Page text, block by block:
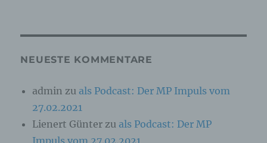
NEUESTE KOMMENTARE
admin zu als Podcast: Der MP Impuls vom
27.02.2021
Lienert Günter zu als Podcast: Der MP
identifizierbare natürliche Person, deren
werden.
c) Verarbeitung